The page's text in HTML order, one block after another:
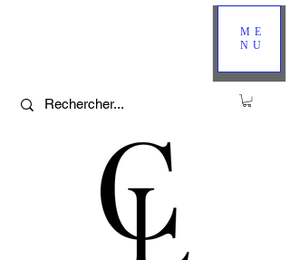
ME
NU